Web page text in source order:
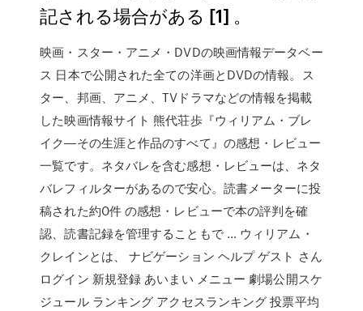
記される場合がある [1] 。
映画・スター・アニメ・DVDの映画情報データベー
ス 日本で公開された全ての洋画とDVDの情報。ス
ター、邦画、アニメ、TVドラマなどの情報を掲載
した映画情報サイト 熊代荘歩『ウィリアム・ブレ
イク―その生涯と作品のすべて』の感想・レビュー
一覧です。ネタバレを含む感想・レビューは、ネタ
バレフィルターがあるので安心。読書メーターに投
稿された約0件 の感想・レビューで本の評判を確
認、読書記録を管理することもで … ウィリアム・
クレインとは、 ナビゲーション ヘルプ ゲスト さん
ログイン 新規登録 あいまい メニュー 劇場公開スケ
ジュール ランキング アクセスランキング 投票平均